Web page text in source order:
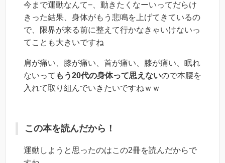
今まで運動なんて−、動きたくなーいってだらけ
きった結果、身体がもう悲鳴を上げてきているの
で、限界が来る前に整えて行かなきゃいけないっ
てことも大きいですね
肩が痛い、膝が痛い、首が痛い、膝が痛い、眠れ
ないって もう20代の身体って思えないので本腰を
入れて取り組んでいきたいですねｗｗ
この本を読んだから！
運動しようと思ったのはこの2冊を読んだからで